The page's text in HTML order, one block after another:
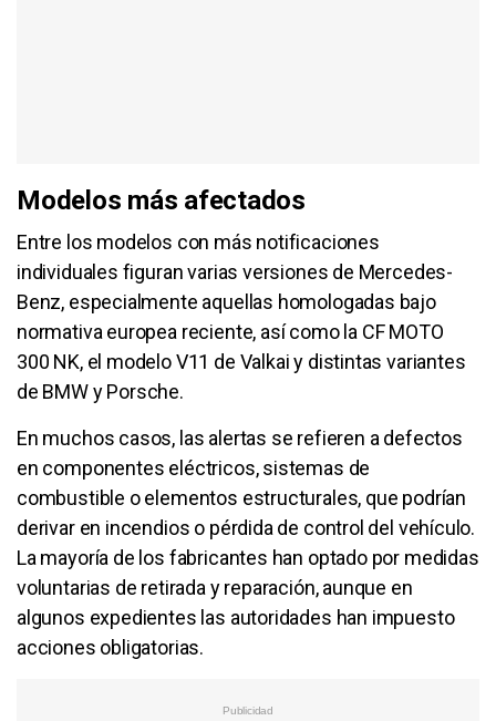
Modelos más afectados
Entre los modelos con más notificaciones
individuales figuran varias versiones de Mercedes-
Benz, especialmente aquellas homologadas bajo
normativa europea reciente, así como la CF MOTO
300 NK, el modelo V11 de Valkai y distintas variantes
de BMW y Porsche.
En muchos casos, las alertas se refieren a defectos
en componentes eléctricos, sistemas de
combustible o elementos estructurales, que podrían
derivar en incendios o pérdida de control del vehículo.
La mayoría de los fabricantes han optado por medidas
voluntarias de retirada y reparación, aunque en
algunos expedientes las autoridades han impuesto
acciones obligatorias.